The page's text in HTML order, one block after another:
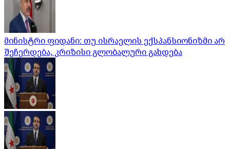
მინისტრი ფიდანი: თუ ისრაელის ექსპანსიონიზმი არ
შეჩერდება, კრიზისი გლობალური გახდება